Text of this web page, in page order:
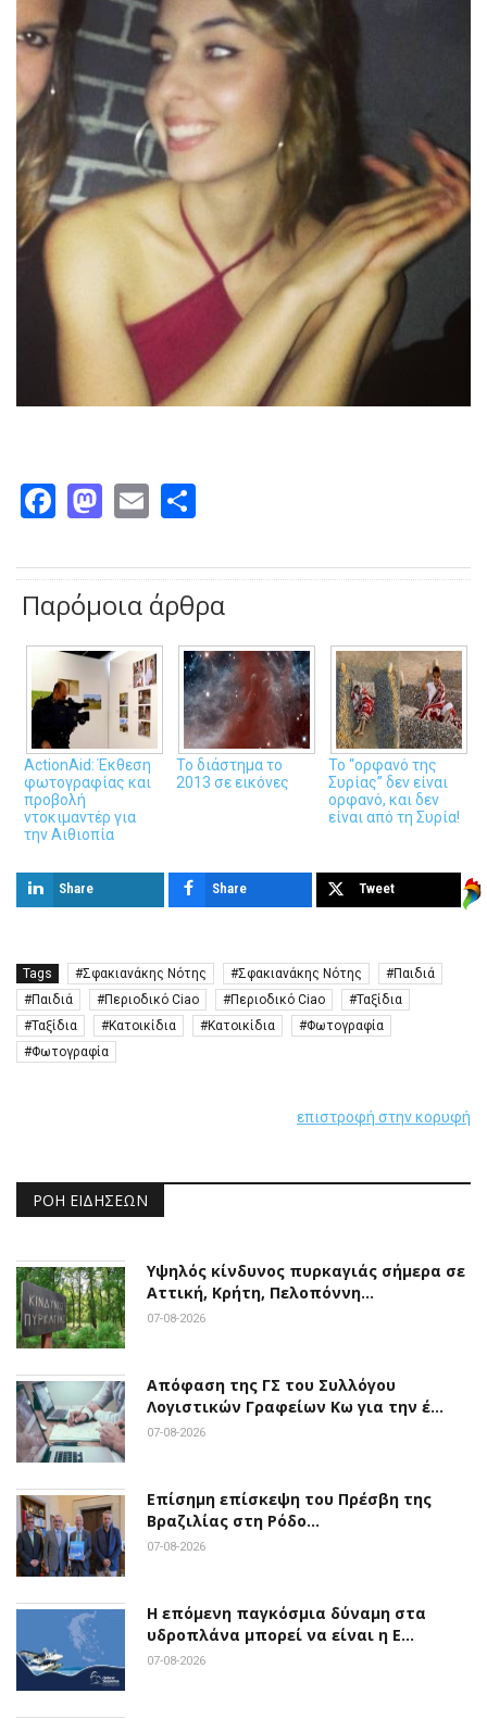
Facebook
Mastodon
Email
Παρόμοια άρθρα
ActionAid: Έκθεση
φωτογραφίας και
προβολή
ντοκιμαντέρ για
την Αιθιοπία
Το διάστημα το
2013 σε εικόνες
Το “ορφανό της
Συρίας” δεν είναι
ορφανό, και δεν
είναι από τη Συρία!
Share Share Tweet
Tags Σφακιανάκης Νότης Σφακιανάκης Νότης
Παιδιά
Παιδιά
Περιοδικό Ciao Περιοδικό Ciao
Ταξίδια
Ταξίδια
Κατοικίδια Κατοικίδια
Φωτογραφία
Φωτογραφία
επιστροφή στην κορυφή
ΡΟΉ ΕΙΔΉΣΕΩΝ
Υψηλός κίνδυνος πυρκαγιάς σήμερα σε
Αττική, Κρήτη, Πελοπόννη…
07-08-2026
Απόφαση της ΓΣ του Συλλόγου
Λογιστικών Γραφείων Κω για την έ…
07-08-2026
Επίσημη επίσκεψη του Πρέσβη της
Βραζιλίας στη Ρόδο…
07-08-2026
Η επόμενη παγκόσμια δύναμη στα
υδροπλάνα μπορεί να είναι η Ε…
07-08-2026